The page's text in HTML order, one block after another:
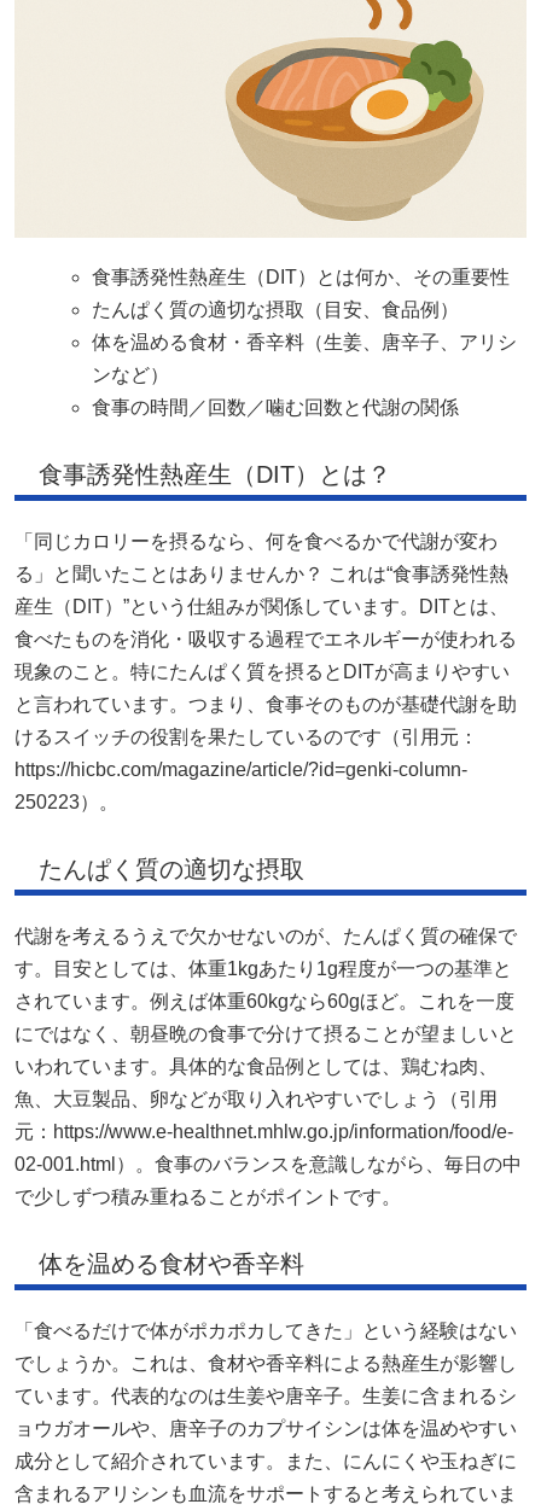
食事誘発性熱産生（DIT）とは何か、その重要性
たんぱく質の適切な摂取（目安、食品例）
体を温める食材・香辛料（生姜、唐辛子、アリシ
ンなど）
食事の時間／回数／噛む回数と代謝の関係
食事誘発性熱産生（DIT）とは？
「同じカロリーを摂るなら、何を食べるかで代謝が変わ
る」と聞いたことはありませんか？ これは“食事誘発性熱
産生（DIT）”という仕組みが関係しています。DITとは、
食べたものを消化・吸収する過程でエネルギーが使われる
現象のこと。特にたんぱく質を摂るとDITが高まりやすい
と言われています。つまり、食事そのものが基礎代謝を助
けるスイッチの役割を果たしているのです（引用元：
https://hicbc.com/magazine/article/?id=genki-column-
250223）。
たんぱく質の適切な摂取
代謝を考えるうえで欠かせないのが、たんぱく質の確保で
す。目安としては、体重1kgあたり1g程度が一つの基準と
されています。例えば体重60kgなら60gほど。これを一度
にではなく、朝昼晩の食事で分けて摂ることが望ましいと
いわれています。具体的な食品例としては、鶏むね肉、
魚、大豆製品、卵などが取り入れやすいでしょう（引用
元：https://www.e-healthnet.mhlw.go.jp/information/food/e-
02-001.html）。食事のバランスを意識しながら、毎日の中
で少しずつ積み重ねることがポイントです。
体を温める食材や香辛料
「食べるだけで体がポカポカしてきた」という経験はない
でしょうか。これは、食材や香辛料による熱産生が影響し
ています。代表的なのは生姜や唐辛子。生姜に含まれるシ
ョウガオールや、唐辛子のカプサイシンは体を温めやすい
成分として紹介されています。また、にんにくや玉ねぎに
含まれるアリシンも血流をサポートすると考えられていま